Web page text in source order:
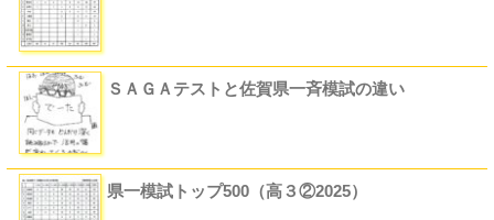
ＳＡＧＡテストと佐賀県一斉模試の違い
県一模試トップ500（高３②2025）